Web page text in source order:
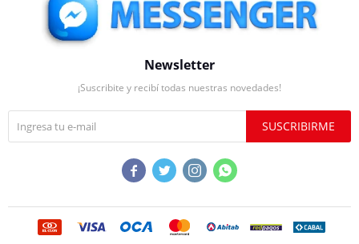
Newsletter
¡Suscribite y recibí todas nuestras novedades!
SUSCRIBIRME
   